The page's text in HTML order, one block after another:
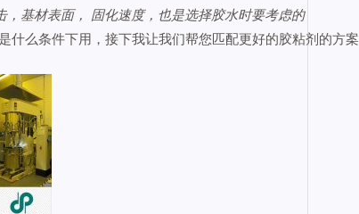
基材表面， 固化速度，也是选择胶水时要考虑的
什么条件下用，接下我让我们帮您匹配更好的胶粘剂的方案